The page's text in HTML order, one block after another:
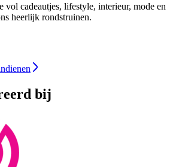
vol cadeautjes, lifestyle, interieur, mode en
heerlijk rondstruinen.
bij